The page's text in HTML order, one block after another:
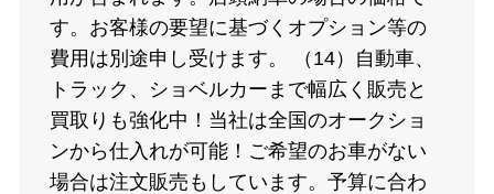
す。お客様の要望に基づくオプション等の
費用は別途申し受けます。 （14）自動車、
トラック、ショベルカーまで幅広く販売と
買取りも強化中！当社は全国のオークショ
ンから仕入れが可能！ご希望のお車がない
場合は注文販売もしています。予算に合わ